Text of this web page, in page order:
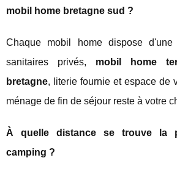
mobil home bretagne sud ?
Chaque mobil home dispose d'une
sanitaires privés, mobil home
bretagne, literie fournie et espace de
ménage de fin de séjour reste à votre
À quelle distance se trouve la
camping ?